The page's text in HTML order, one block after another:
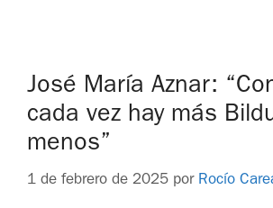
José María Aznar:
cada vez hay más
menos”
1 de febrero de 2025 por Rocío